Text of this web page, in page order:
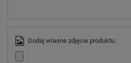
Dodaj własne zdjęcie produktu: